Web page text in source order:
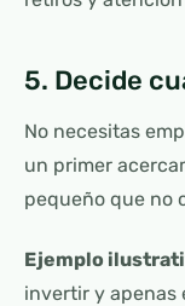
5. Decide
No necesitas
un primer
pequeño que no
Ejemplo
invertir y apenas